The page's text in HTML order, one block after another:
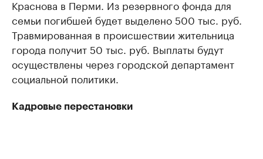
Краснова в Перми. Из резервного фонда для
семьи погибшей будет выделено 500 тыс. руб.
Травмированная в происшествии жительница
города получит 50 тыс. руб. Выплаты будут
осуществлены через городской департамент
социальной политики.
Кадровые перестановки